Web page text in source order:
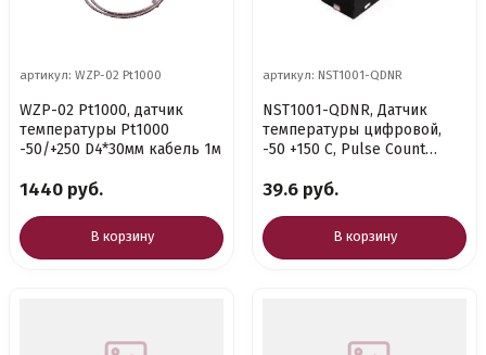
артикул: WZP-02 Pt1000
WZP-02 Pt1000, датчик
температуры Pt1000
-50/+250 D4*30мм кабель 1м
1440 руб.
В корзину
артикул: NST1001-QDNR
NST1001-QDNR, Датчик
температуры цифровой,
-50 +150 C, Pulse Count
39.6 руб.
В корзину